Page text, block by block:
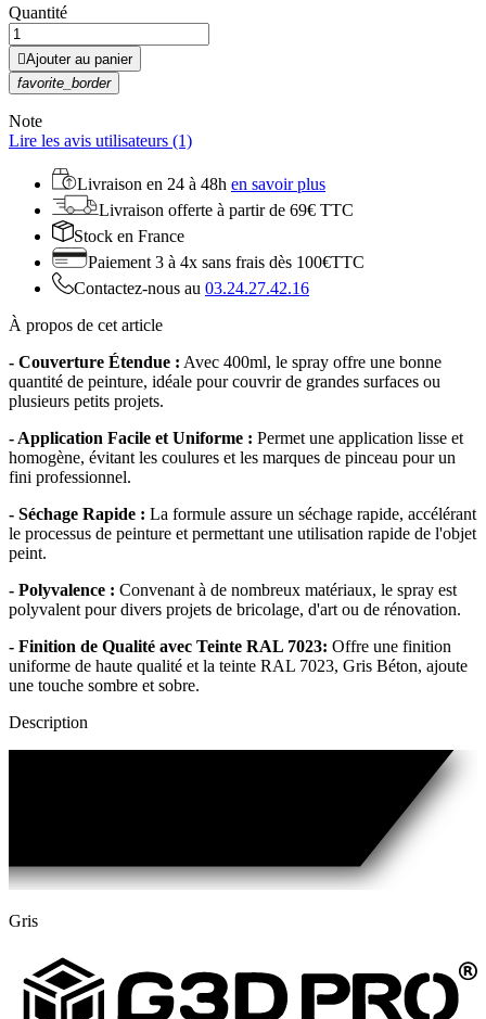
Quantité
Ajouter au panier
favorite_border
Note
Lire les avis utilisateurs (1)
Livraison en 24 à 48h en savoir plus
Livraison offerte à partir de 69€ TTC
Stock en France
Paiement 3 à 4x sans frais dès 100€TTC
Contactez-nous au 03.24.27.42.16
À propos de cet article
- Couverture Étendue : Avec 400ml, le spray offre une bonne
quantité de peinture, idéale pour couvrir de grandes surfaces ou
plusieurs petits projets.
- Application Facile et Uniforme : Permet une application lisse et
homogène, évitant les coulures et les marques de pinceau pour un
fini professionnel.
- Séchage Rapide : La formule assure un séchage rapide, accélérant
le processus de peinture et permettant une utilisation rapide de l'objet
peint.
- Polyvalence : Convenant à de nombreux matériaux, le spray est
polyvalent pour divers projets de bricolage, d'art ou de rénovation.
- Finition de Qualité avec Teinte RAL 7023: Offre une finition
uniforme de haute qualité et la teinte RAL 7023, Gris Béton, ajoute
une touche sombre et sobre.
Description
Gris